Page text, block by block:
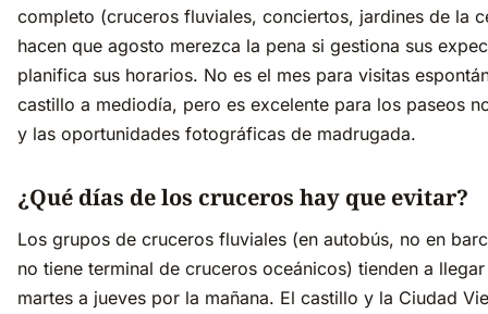
completo (cruceros fluviales, conciertos, jardines de la
hacen que agosto merezca la pena si gestiona sus
planifica sus horarios. No es el mes para visitas
castillo a mediodía, pero es excelente para los paseos
y las oportunidades fotográficas de madrugada.
¿Qué días de los cruceros hay que evitar?
Los grupos de cruceros fluviales (en autobús, no en
no tiene terminal de cruceros oceánicos) tienden a
martes a jueves por la mañana. El castillo y la Ciudad